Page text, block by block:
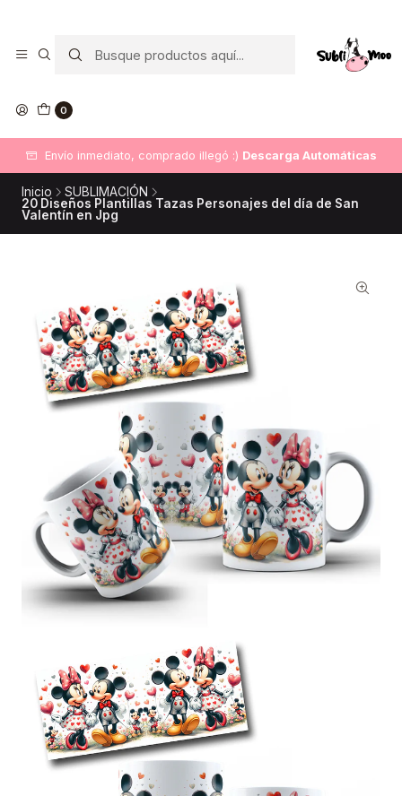
0
Envío inmediato, comprado illegó :) Descarga Automáticas
Inicio
SUBLIMACIÓN
20 Diseños Plantillas Tazas Personajes del día de San
Valentín en Jpg